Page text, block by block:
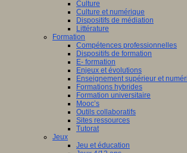
Culture
Culture et numérique
Dispositifs de médiation
Littérature
Formation
Compétences professionnelles
Dispositifs de formation
E- formation
Enjeux et évolutions
Enseignement supérieur et
Formations hybrides
Formation universitaire
Mooc’s
Outils collaboratifs
Sites ressources
Tutorat
Jeux
Jeu et éducation